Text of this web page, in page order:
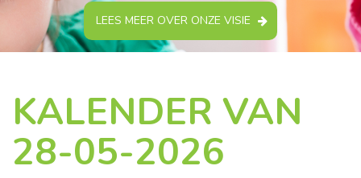
LEES MEER OVER ONZE VISIE
KALENDER VAN
28-05-2026